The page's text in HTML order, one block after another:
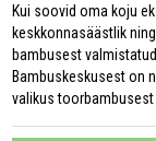
Kui soovid oma koju
keskkonnasäästlik
bambusest
Bambuskeskusest on
valikus